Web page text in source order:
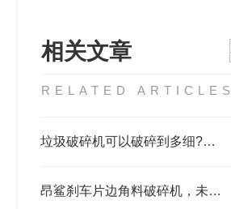
相关文章
RELATED ARTICLES
垃圾破碎机可以破碎到多细?一小时产量多少？
昂鲨刹车片边角料破碎机，未来汽车废品的主力军